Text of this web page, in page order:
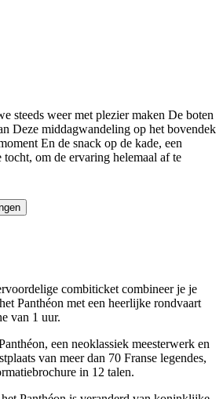
steeds weer met plezier maken De boten
Deze middagwandeling op het bovendek
En de snack op de kade, een
om de ervaring helemaal af te
combiticket combineer je je
Panthéon met een heerlijke rondvaart
van 1 uur.
een neoklassiek meesterwerk en
van meer dan 70 Franse legendes,
in 12 talen.